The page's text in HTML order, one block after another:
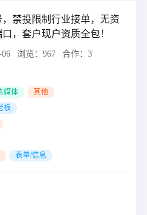
禁投限制行业接单，无资
，套户现户资质全包！
06 浏览： 967 合作： 3
媒体 其他
板
表单/信息